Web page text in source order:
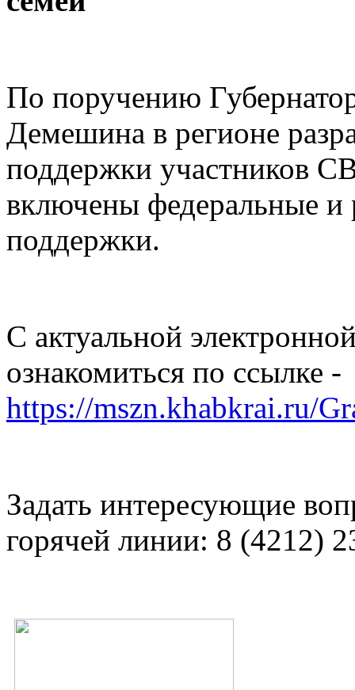
По поручению
Демешина в регионе
поддержки участников
включены федеральные и
поддержки.
С актуальной
ознакомиться по ссылке -
https://mszn.khabkrai.ru/
Задать интересующие
горячей линии: 8 (4212)